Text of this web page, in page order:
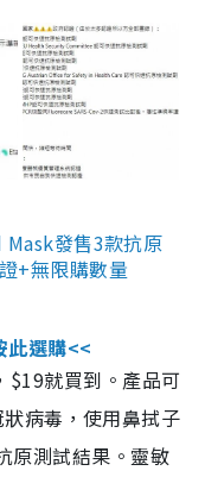
發售3款抗原
+無限購數量
此選購<<
$19就買到。產品可
病毒，使用鼻拭子
原測試結果。靈敏